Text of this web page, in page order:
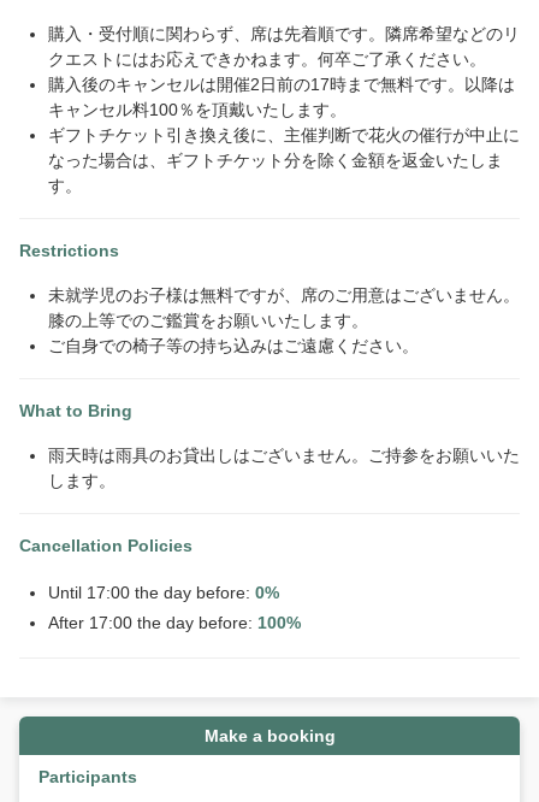
購入・受付順に関わらず、席は先着順です。隣席希望などのリ
クエストにはお応えできかねます。何卒ご了承ください。
購入後のキャンセルは開催2日前の17時まで無料です。以降は
キャンセル料100％を頂戴いたします。
ギフトチケット引き換え後に、主催判断で花火の催行が中止に
なった場合は、ギフトチケット分を除く金額を返金いたしま
す。
Restrictions
未就学児のお子様は無料ですが、席のご用意はございません。
膝の上等でのご鑑賞をお願いいたします。
ご自身での椅子等の持ち込みはご遠慮ください。
What to Bring
雨天時は雨具のお貸出しはございません。ご持参をお願いいた
します。
Cancellation Policies
Until 17:00 the day before: 0%
After 17:00 the day before: 100%
Make a booking
Participants